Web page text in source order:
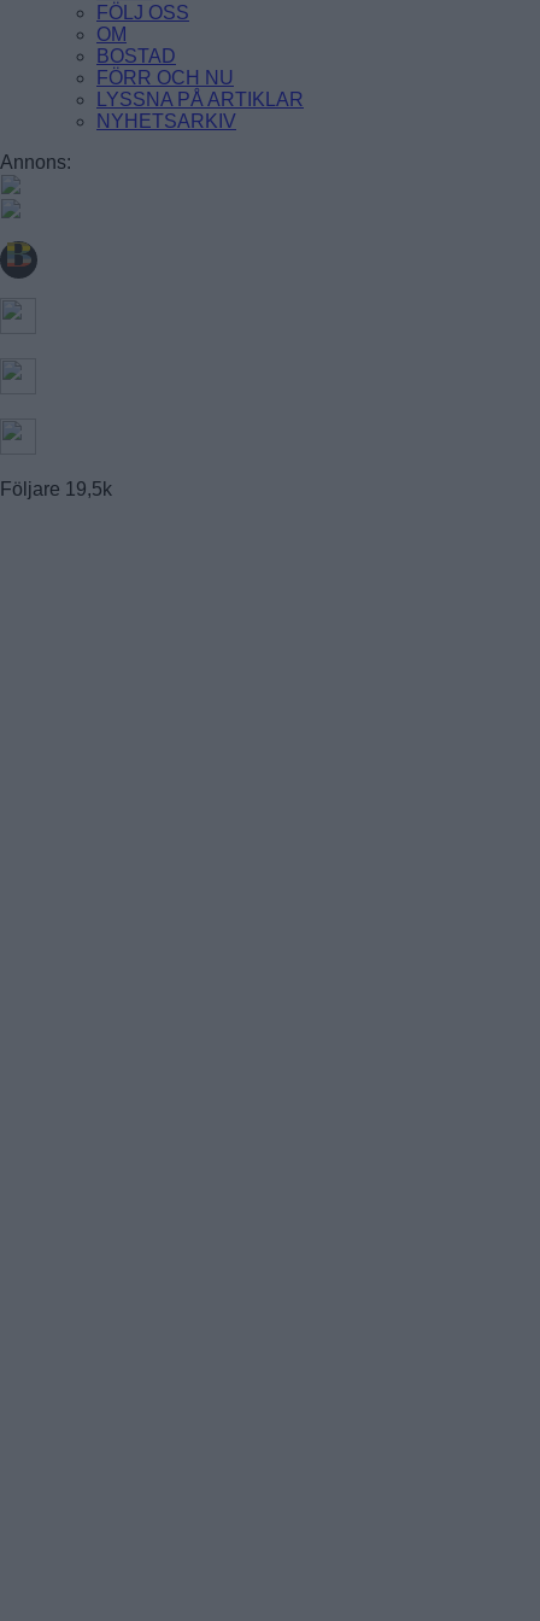
STUREBY
ÅRSTA
ÖRBY
ÖSTBERGA
Farsta
FÖLJ OSS
OM
BOSTAD
FÖRR OCH NU
LYSSNA PÅ ARTIKLAR
NYHETSARKIV
Annons:
Följare 19,5k